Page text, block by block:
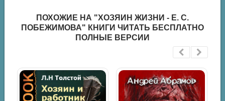
ПОХОЖИЕ НА "ХОЗЯИН ЖИЗНИ - Е. С.
ПОБЕЖИМОВА" КНИГИ ЧИТАТЬ БЕСПЛАТНО
ПОЛНЫЕ ВЕРСИИ